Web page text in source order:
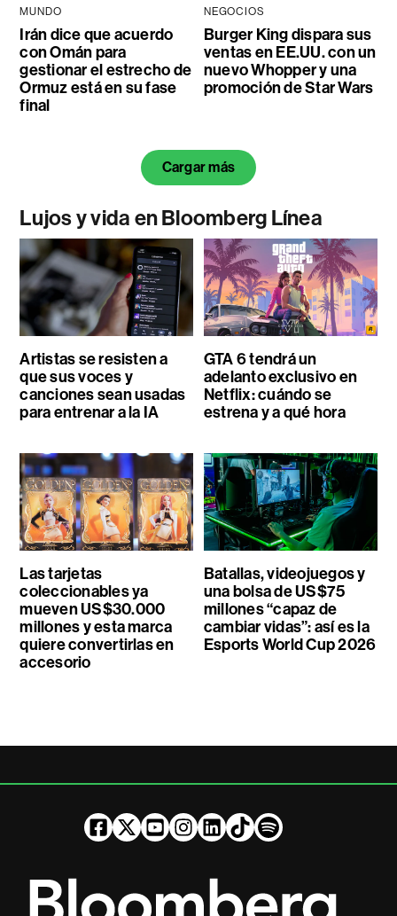
MUNDO
Irán dice que acuerdo
con Omán para
gestionar el estrecho de
Ormuz está en su fase
final
NEGOCIOS
Burger King dispara sus
ventas en EE.UU. con un
nuevo Whopper y una
promoción de Star Wars
Cargar más
Lujos y vida en Bloomberg Línea
Artistas se resisten a
que sus voces y
canciones sean usadas
para entrenar a la IA
GTA 6 tendrá un
adelanto exclusivo en
Netflix: cuándo se
estrena y a qué hora
Las tarjetas
coleccionables ya
mueven US$30.000
millones y esta marca
quiere convertirlas en
accesorio
Batallas, videojuegos y
una bolsa de US$75
millones “capaz de
cambiar vidas”: así es la
Esports World Cup 2026